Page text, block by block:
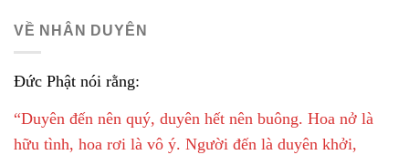
VỀ NHÂN DUYÊN
Đức Phật nói rằng:
“Duyên đến nên quý, duyên hết nên buông. Hoa nở là
hữu tình, hoa rơi là vô ý. Người đến là duyên khởi,